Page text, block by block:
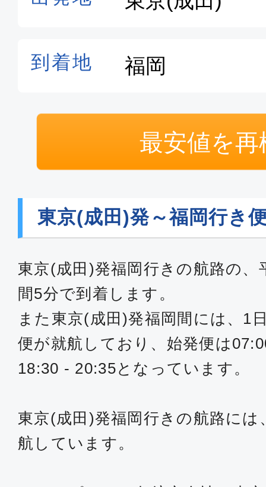
最安値を再
東京(成田)発～福岡行き
東京(成田)発福岡行きの航路の
間5分で到着します。
また東京(成田)発福岡間には、1
便が就航しており、始発便は
18:30 - 20:35となっています。
東京(成田)発福岡行きの航路に
航しています。